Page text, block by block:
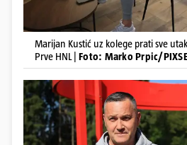
Marijan Kustić uz kolege prati sve
Prve HNL | Foto: Marko Prpic/